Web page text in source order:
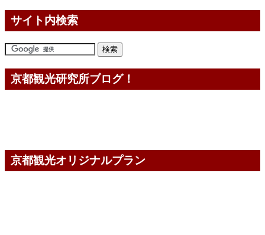
サイト内検索
京都観光研究所ブログ！
京都観光オリジナルプラン